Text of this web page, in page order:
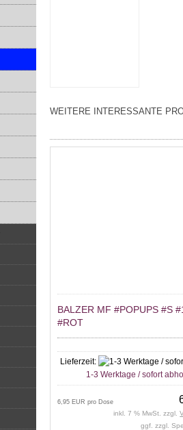
WEITERE INTERESSANTE
BALZER MF #POPUPS #S
#ROT
Lieferzeit:
1-3 Werktage / sofort
6,95 EUR pro Dose
inkl. 7 % MwSt. zzgl.
ggf. zzgl.